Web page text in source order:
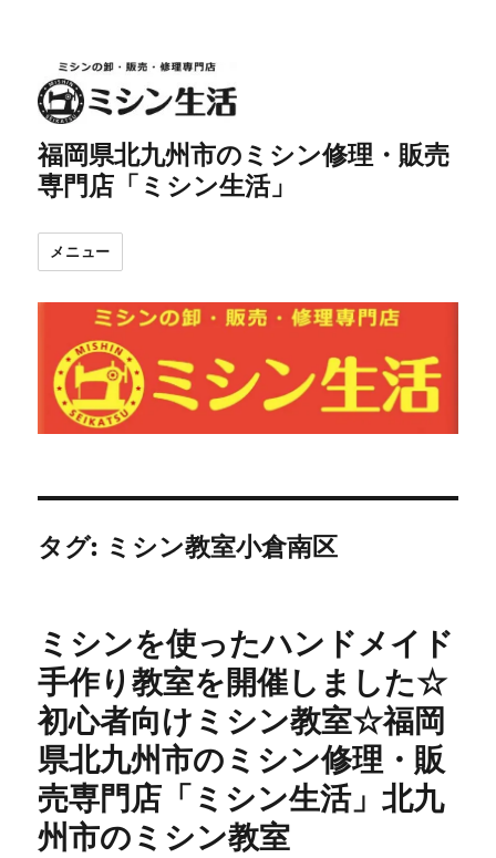
福岡県北九州市のミシン修理・販売
専門店「ミシン生活」
メニュー
タグ: ミシン教室小倉南区
ミシンを使ったハンドメイド
手作り教室を開催しました☆
初心者向けミシン教室☆福岡
県北九州市のミシン修理・販
売専門店「ミシン生活」北九
州市のミシン教室